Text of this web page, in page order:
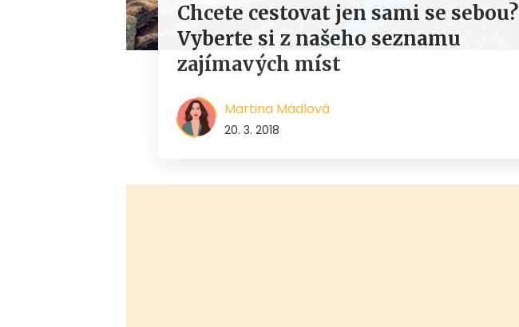
Chcete cestovat jen sami se sebou?
Vyberte si z našeho seznamu
zajímavých míst
Martina Mádlová
20. 3. 2018